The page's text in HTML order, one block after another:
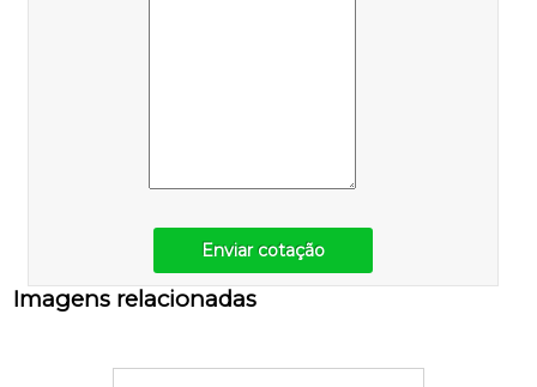
Enviar cotação
Imagens relacionadas